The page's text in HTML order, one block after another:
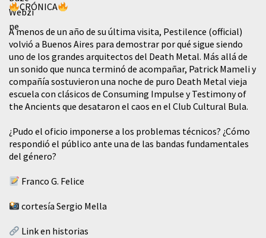
CRÓNICA
A menos de un año de su última visita, Pestilence (official)
volvió a Buenos Aires para demostrar por qué sigue siendo
uno de los grandes arquitectos del Death Metal. Más allá de
un sonido que nunca terminó de acompañar, Patrick Mameli y
compañía sostuvieron una noche de puro Death Metal vieja
escuela con clásicos de Consuming Impulse y Testimony of
the Ancients que desataron el caos en el Club Cultural Bula.
¿Pudo el oficio imponerse a los problemas técnicos? ¿Cómo
respondió el público ante una de las bandas fundamentales
del género?
Franco G. Felice
cortesía Sergio Mella
Link en historias